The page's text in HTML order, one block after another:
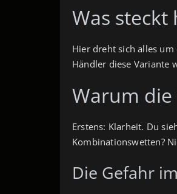
Was steckt
Hier dreht sich alles um
Händler diese Variante
Warum
Erstens: Klarheit. Du
Kombinationswetten?
Die Gefahr